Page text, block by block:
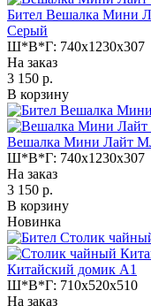
Бител Вешалка Мини
Серый
Ш*В*Г: 740x1230x307
На заказ
3 150 р.
В корзину
Вешалка Мини Лайт
Ш*В*Г: 740x1230x307
На заказ
3 150 р.
В корзину
Новинка
Китайский домик А1
Ш*В*Г: 710x520x510
На заказ